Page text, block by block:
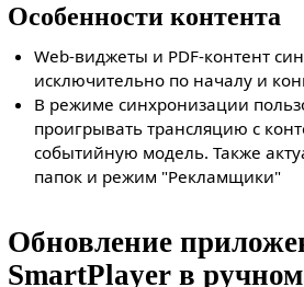
Особенности контента
Web-виджеты и PDF-контент
исключительно по началу и
В режиме синхронизации
проигрывать трансляцию с
событийную модель. Также
папок и режим "Рекламщики"
Обновление
SmartPlayer в